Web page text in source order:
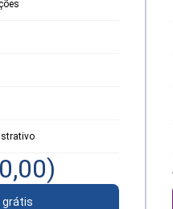
0,00)
grátis